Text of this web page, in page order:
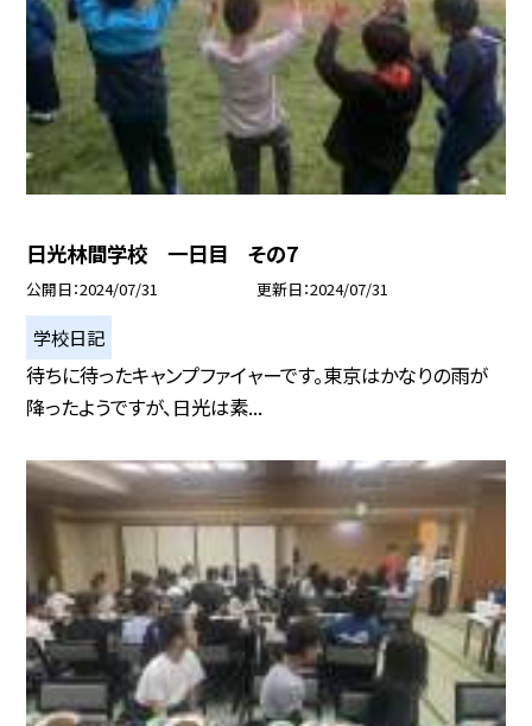
日光林間学校 一日目 その7
公開日 2024/07/31 更新日 2024/07/31
学校日記
待ちに待ったキャンプファイャーです。東京はかなりの雨が
降ったようですが、日光は素...